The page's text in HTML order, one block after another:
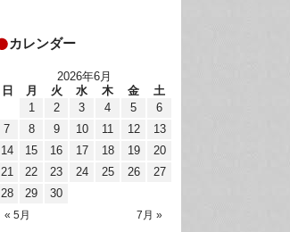
カレンダー
2026年6月
日
月 火 水 木 金 土
« 5月 7月 »
1 2 3 4 5
6
7
8 9 10 11 12
13
14
15 16 17 18 19
20
21
22 23 24 25 26
27
28
29 30